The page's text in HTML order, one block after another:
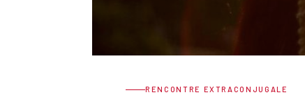
RENCONTRE EXTRACONJUGALE